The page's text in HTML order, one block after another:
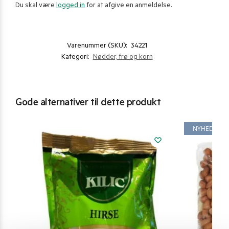
Du skal være logged in for at afgive en anmeldelse.
Varenummer (SKU): 34221
Kategori: Nødder, frø og korn
Gode alternativer til dette produkt
NYHED